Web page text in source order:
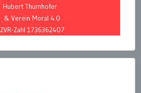
Hubert Thurnhofer
& Verein Moral 4.0
ZVR-Zahl 1736362407